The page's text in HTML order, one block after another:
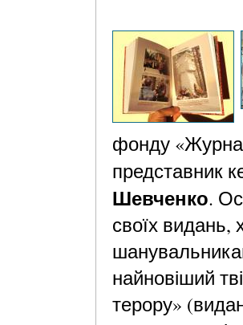
фонду
представник
Шевченко.
своїх видань,
найновіший
терору»